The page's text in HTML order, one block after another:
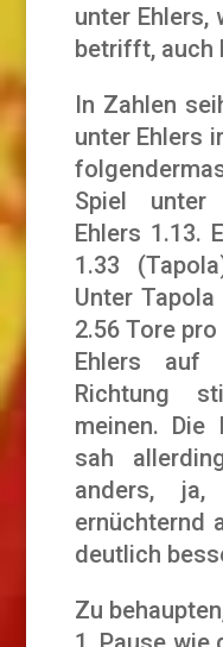
unter Ehlers,
betrifft, auch
In Zahlen
unter Ehlers
Spiel unter
Ehlers 1.13.
1.33
Unter
2.56 Tore
Ehlers auf
Richtung
meinen. Die
sah
anders, ja,
ernüchternd
deutlich
Zu